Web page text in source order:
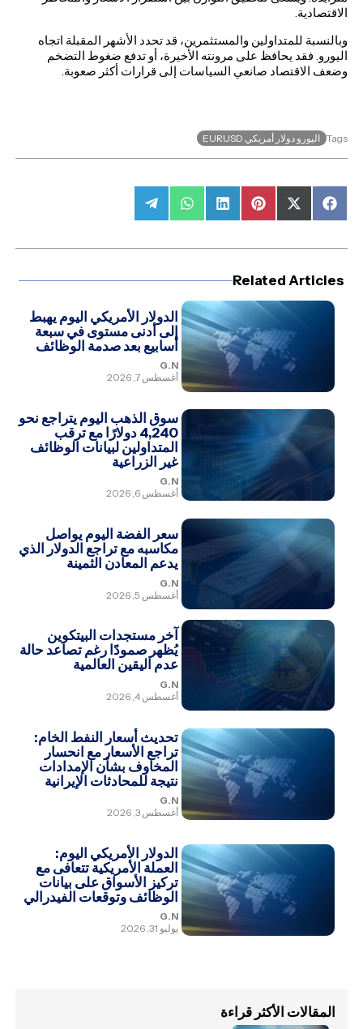
الاقتصادية.
وبالنسبة للمتداولين والمستثمرين، قد تحدد الأشهر المقبلة اتجاه
اليورو. فقد يحافظ على مرونته الأخيرة، أو تدفع ضغوط التضخم
وضعف الاقتصاد صانعي السياسات إلى قرارات أكثر صعوبة.
Tags اليورو دولار أمريكي EURUSD
Share
on
Share
on
(Twitter)
Share
on
Share
on
Share
on
Share
on
Related Articles
الدولار الأمريكي اليوم يهبط
إلى أدنى مستوى في سبعة
أسابيع بعد صدمة الوظائف
G.N
أغسطس 7, 2026
سوق الذهب اليوم يتراجع نحو
4,240 دولارًا مع ترقب
المتداولين لبيانات الوظائف
غير الزراعية
G.N
أغسطس 6, 2026
سعر الفضة اليوم يواصل
مكاسبه مع تراجع الدولار الذي
يدعم المعادن الثمينة
G.N
أغسطس 5, 2026
آخر مستجدات البيتكوين
يُظهر صمودًا رغم تصاعد حالة
عدم اليقين العالمية
G.N
أغسطس 4, 2026
تحديث أسعار النفط الخام:
تراجع الأسعار مع انحسار
المخاوف بشأن الإمدادات
نتيجة للمحادثات الإيرانية
G.N
أغسطس 3, 2026
الدولار الأمريكي اليوم:
العملة الأمريكية تتعافى مع
تركيز الأسواق على بيانات
الوظائف وتوقعات الفيدرالي
G.N
يوليو 31, 2026
المقالات الأكثر قراءة